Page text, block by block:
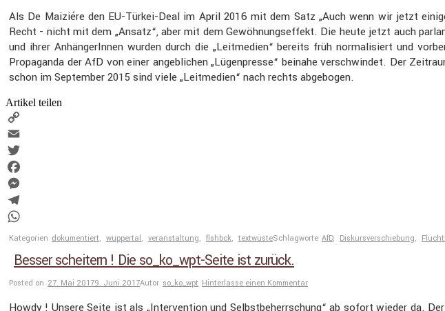
Als De Maiziére den EU-Türkei-Deal im April 2016 mit dem Satz „Auch wenn wir jetzt
Recht - nicht mit dem „Ansatz“, aber mit dem Gewöh­nungs­ef­fekt. Die heute jetzt auch
und ihrer Anhän­ge­rInnen wurden durch die „Leitme­dien“ bereits früh norma­li­siert und
Propa­ganda der AfD von einer angeb­li­chen „Lügen­presse“ beinahe verschwindet. Der
schon im September 2015 sind viele „Leitme­dien“ nach rechts abgebogen.
Artikel teilen
Copy
Link
Email
Twitter
Facebook
Messenger
Telegram
WhatsApp
Kategorien dokumentiert, wuppertal, veranstaltung, flshbck, textwüsteSchlagworte AfD, Diskursverschiebung,
Besser scheitern ! Die so_ko_wpt-Seite ist zurück.
Posted on 27. Mai 20179. Juni 2017Autor so_ko_wpt Hinterlasse einen Kommentar
Howdy ! Unsere Seite ist als „Inter­ven­tion und Selbst­be­herr­schung“ ab sofort wieder da.